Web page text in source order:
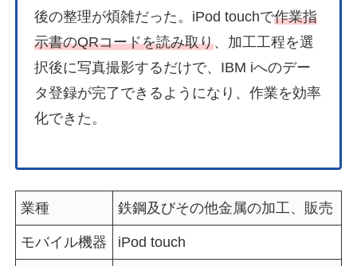
後の整理が煩雑だった。iPod touchで作業指
示書のQRコードを読み取り、加工工程を選
択後に写真撮影するだけで、IBM iへのデー
タ登録が完了できるようになり、作業を効率
化できた。
業種 鉄鋼及びその他金属の加工、販売
モバイル機器 iPod touch